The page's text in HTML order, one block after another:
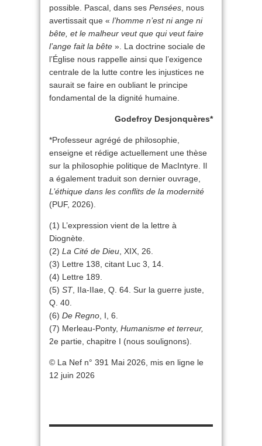
possible. Pascal, dans ses Pensées , nous
avertissait que « l’homme n’est ni ange ni
bête, et le malheur veut que qui veut faire
l’ange fait la bête ». La doctrine sociale de
l’Église nous rappelle ainsi que l’exigence
centrale de la lutte contre les injustices ne
saurait se faire en oubliant le principe
fondamental de la dignité humaine.
Godefroy Desjonquères*
*Professeur agrégé de philosophie,
enseigne et rédige actuellement une thèse
sur la philosophie politique de MacIntyre. Il
a également traduit son dernier ouvrage,
L’éthique dans les conflits de la modernité
(PUF, 2026).
(1) L’expression vient de la lettre à
Diognète.
(2) La Cité de Dieu , XIX, 26.
(3) Lettre 138, citant Luc 3, 14.
(4) Lettre 189.
(5) ST, IIa-IIae, Q. 64. Sur la guerre juste,
Q. 40.
(6) De Regno , I, 6.
(7) Merleau-Ponty, Humanisme et terreur,
2e partie, chapitre I (nous soulignons).
© La Nef n° 391 Mai 2026, mis en ligne le
12 juin 2026